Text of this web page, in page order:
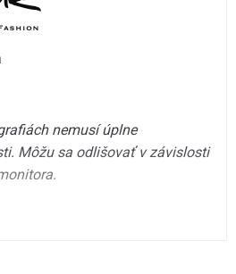
nemusí úplne
Môžu sa odlišovať v závislosti